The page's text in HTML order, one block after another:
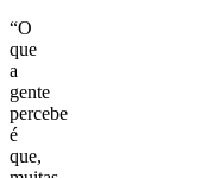
“O
que
a
gente
percebe
é
que,